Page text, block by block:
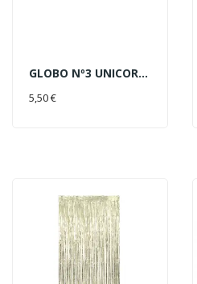
GLOBO Nº3 UNICORNIO 93CM
5,50 €